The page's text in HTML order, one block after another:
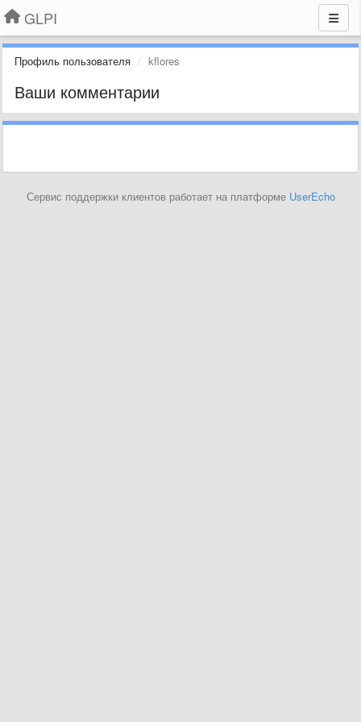
GLPI
Профиль пользователя kflores
Ваши комментарии
Сервис поддержки клиентов работает на платформе UserEcho